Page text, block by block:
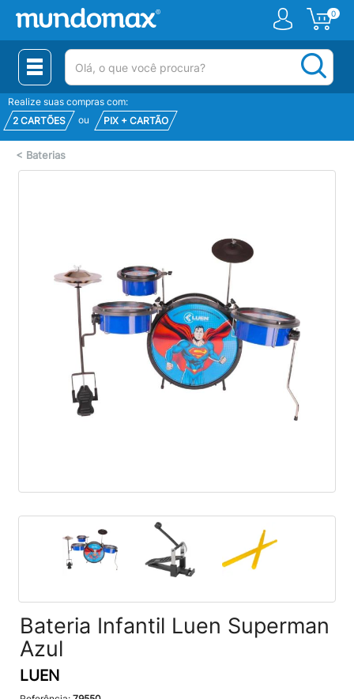
0
(pesquisar)
Realize suas compras com:
2 CARTÕES
ou PIX + CARTÃO
< Baterias
Bateria Infantil Luen Superman
Azul
LUEN